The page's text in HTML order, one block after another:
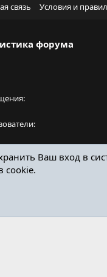
связь Условия и
форума
Ваш вход в
cookie.